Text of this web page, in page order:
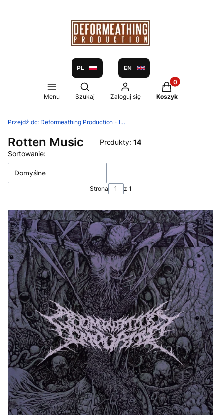
PL EN
Menu
Otwórz wyszukiwarkę
Szukaj Zaloguj się
Produkty w
Koszyk
Przejdź do: Deformeathing Production - Independent label and distribution since 2005
Rotten Music Produkty: 14
Lista produktów
Sortowanie:
Domyślne
Strona z 1